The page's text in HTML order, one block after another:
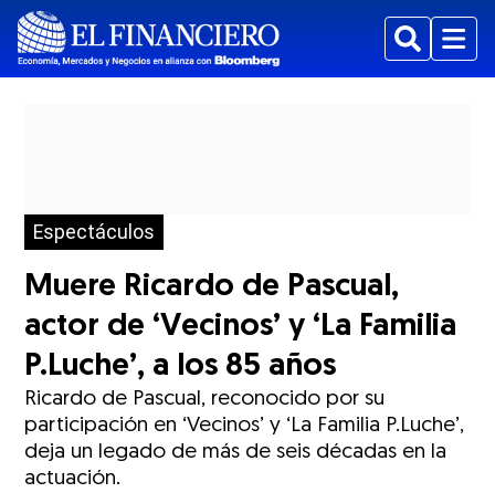
BuscarMenu
Espectáculos
Muere Ricardo de Pascual,
actor de ‘Vecinos’ y ‘La Familia
P.Luche’, a los 85 años
Ricardo de Pascual, reconocido por su
participación en ‘Vecinos’ y ‘La Familia P.Luche’,
deja un legado de más de seis décadas en la
actuación.